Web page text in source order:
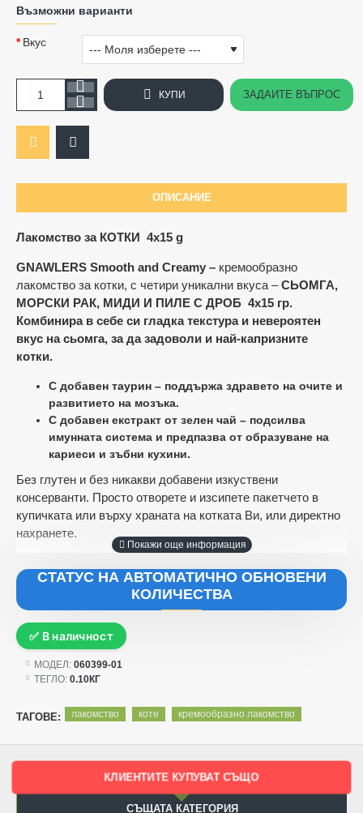
ОПИСАНИЕ
Лакомство за КОТКИ 4х15 g
GNAWLERS Smooth and Creamy – кремообразно
лакомство за котки, с четири уникални вкуса –СЬОМГА,
МОРСКИ РАК, МИДИ И ПИЛЕ С ДРОБ 4x15 гр.
Комбинира в себе си гладка текстура и невероятен
вкус на сьомга, за да задоволи и най-капризните
котки.
С добавен таурин – поддържа здравето на очите и
развитието на мозъка.
С добавен екстракт от зелен чай – подсилва
имунната система и предпазва от образуване на
кариеси и зъбни кухини.
Без глутен и без никакви добавени изкуствени
консерванти. Просто отворете и изсипете пакетчето в
купичката или върху храната на котката Ви, или директно
нахранете.
или 2 пакетчета на ден. Готово за употреба веднага след
отваряне. След отваряне на опаковката, да се съхранява
осигурявайте прясна вода на Вашата котка.
светли мебели. Не е подходящ за човешка консумация.
Нето：4 пакетчета х 15 гр.
СТАТУС НА АВТОМАТИЧНО ОБНОВЕНИ
КОЛИЧЕСТВА
✅ В наличност
МОДЕЛ: 060399-01
ТЕГЛО: 0.10КГ
Възможни варианти
Вкус
КУПИ ЗАДАЙТЕ ВЪПРОС
ТАГОВЕ: лакомство коте кремообразно лакомство
КЛИЕНТИТЕ КУПУВАТ СЪЩО
СЪЩАТА КАТЕГОРИЯ